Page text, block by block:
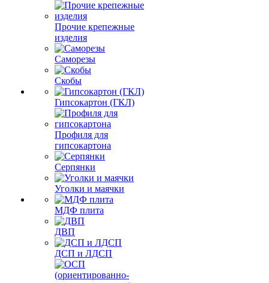
Прочие крепежные
изделия
Саморезы
Скобы
Гипсокартон (ГКЛ)
Профиля для
гипсокартона
Серпянки
Уголки и маячки
МДФ плита
ДВП
ДСП и ЛДСП